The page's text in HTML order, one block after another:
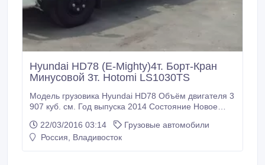
Hyundai HD78 (E-Mighty)4т. Борт-Кран
Минусовой 3т. Hotomi LS1030TS
Модель грузовика Hyundai HD78 Объём двигателя 3
907 куб. см. Год выпуска 2014 Состояние Новое
кг. Тип Бортовой грузовик с манипулятором Привод
4x2 Трансмиссия Механическая Топливо Дизель
22/03/2016 03:14
Грузовые автомобили
Россия, Владивосток